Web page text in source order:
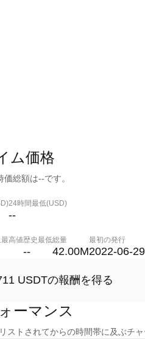
ム価格
総額は--です。
24時間最低(USD)
--
高値歴史最低
--
総量
42.00M
最初の発行
2022-06-29
USDTの報酬を得る
ーマンス
トされてからの時間帯に及ぶチ